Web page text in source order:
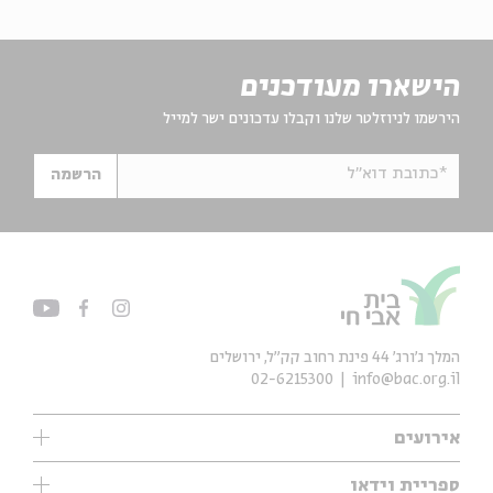
הישארו מעודכנים
הירשמו לניוזלטר שלנו וקבלו עדכונים ישר למייל
*כתובת דוא"ל הרשמה
אירועים
עיון
ספריית וידאו
המלך ג'ורג' 44 פינת רחוב קק״ל, ירושלים
info@bac.org.il
02-6215300